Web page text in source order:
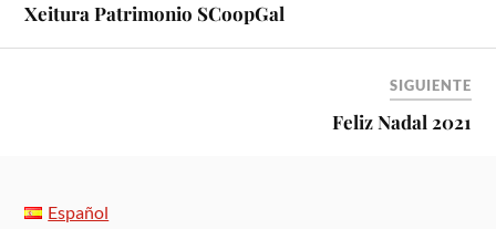
Xeitura Patrimonio SCoopGal
SIGUIENTE
Feliz Nadal 2021
Español